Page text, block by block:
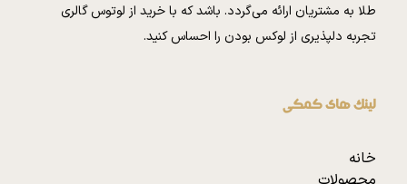
طلا به مشتریان ارائه می‌گردد. باشد که با خرید از لوتوس گالری
تجربه دلپذیری از لوکس بودن را احساس کنید.
لینک های کمکی
خانه